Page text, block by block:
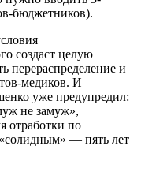
бюджетников).
создаст целую
перераспределение и
медиков. И
уже предупредил:
не замуж»,
отработки по
— пять лет